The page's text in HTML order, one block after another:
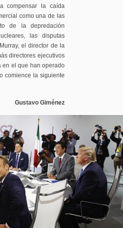
compensar la caída
como una de las
de la depredación
las disputas
el director de la
directores ejecutivos
en el que han operado
comience la siguiente
Gustavo Giménez